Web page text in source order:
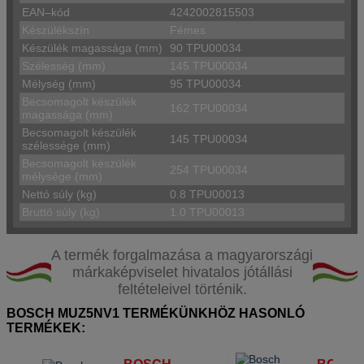
EAN–kód
4242002815503
Készülékszín
Fémes
Készülék magassága (mm)
90 TPU00034
Szélesség (mm)
145 TPU00034
Mélység (mm)
95 TPU00034
Becsomagolt készülék
magassága (mm)
162 TPU00034
Becsomagolt készülék
szélessége (mm)
145 TPU00034
Becsomagolt készülék
mélysége (mm)
254 TPU00034
Nettó súly (kg)
0.8 TPU00013
Bruttó súly (kg)
1.0 TPU00013
A termék forgalmazása a magyarországi
márkaképviselet hivatalos jótállási
feltételeivel történik.
BOSCH MUZ5NV1 TERMÉKÜNKHÖZ HASONLÓ
TERMÉKEK: